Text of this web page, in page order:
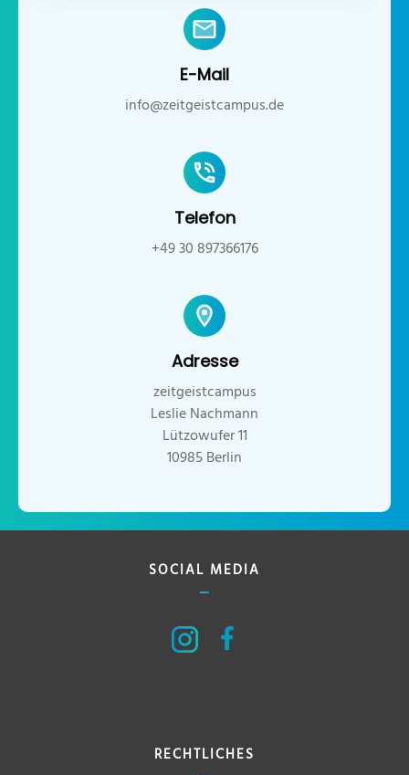
E-Mail
info@zeitgeistcampus.de
Telefon
+49 30 897366176
Adresse
zeitgeistcampus
Leslie Nachmann
Lützowufer 11
10985 Berlin
SOCIAL MEDIA
RECHTLICHES